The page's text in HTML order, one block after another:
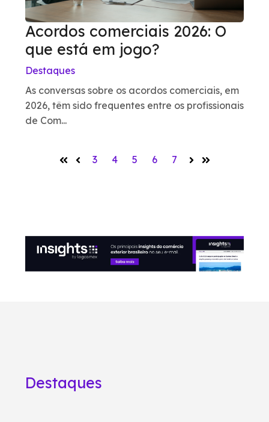
Acordos comerciais 2026: O
que está em jogo?
Destaques
As conversas sobre os acordos comerciais, em
2026, têm sido frequentes entre os profissionais
de Com...
3 4 5 6 7
Destaques